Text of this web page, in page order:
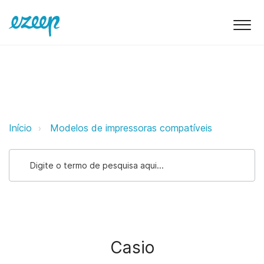
Casio ezeep Support Support
Início Modelos de impressoras compatíveis
Casio